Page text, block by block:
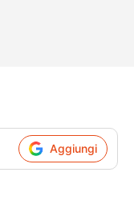
Aggiungi